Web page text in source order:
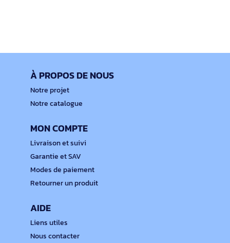
À PROPOS DE NOUS
Notre projet
Notre catalogue
MON COMPTE
Livraison et suivi
Garantie et SAV
Modes de paiement
Retourner un produit
AIDE
Liens utiles
Nous contacter